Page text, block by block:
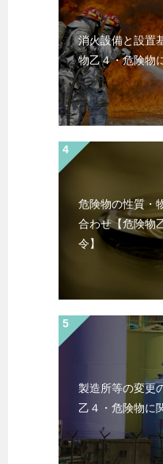
消火設備と設置
物乙４・危険物
危険物の性質・
合わせ【危険物
令】
製造所等の変更
乙４・危険物に